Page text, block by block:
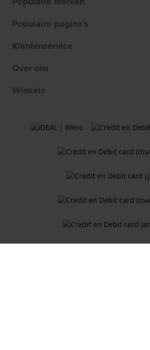
Populaire pagina's
Klantenservice
Over ons
Winkels